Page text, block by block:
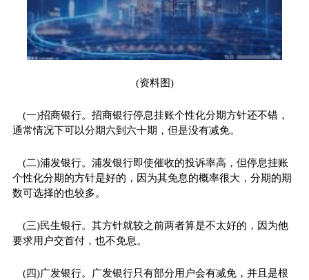
(资料图)
(一)招商银行。招商银行停息挂账个性化分期方针还不错，
通常情况下可以分期六到六十期，但是没有减免。
(二)浦发银行。浦发银行即使催收的投诉率高，但停息挂账
个性化分期的方针是好的，因为其免息的概率很大，分期的期
数可选择的也较多。
(三)民生银行。其方针就较之前两者算是不太好的，因为他
要求用户交首付，也不免息。
(四)广发银行。广发银行只有部分用户会有减免，并且是根